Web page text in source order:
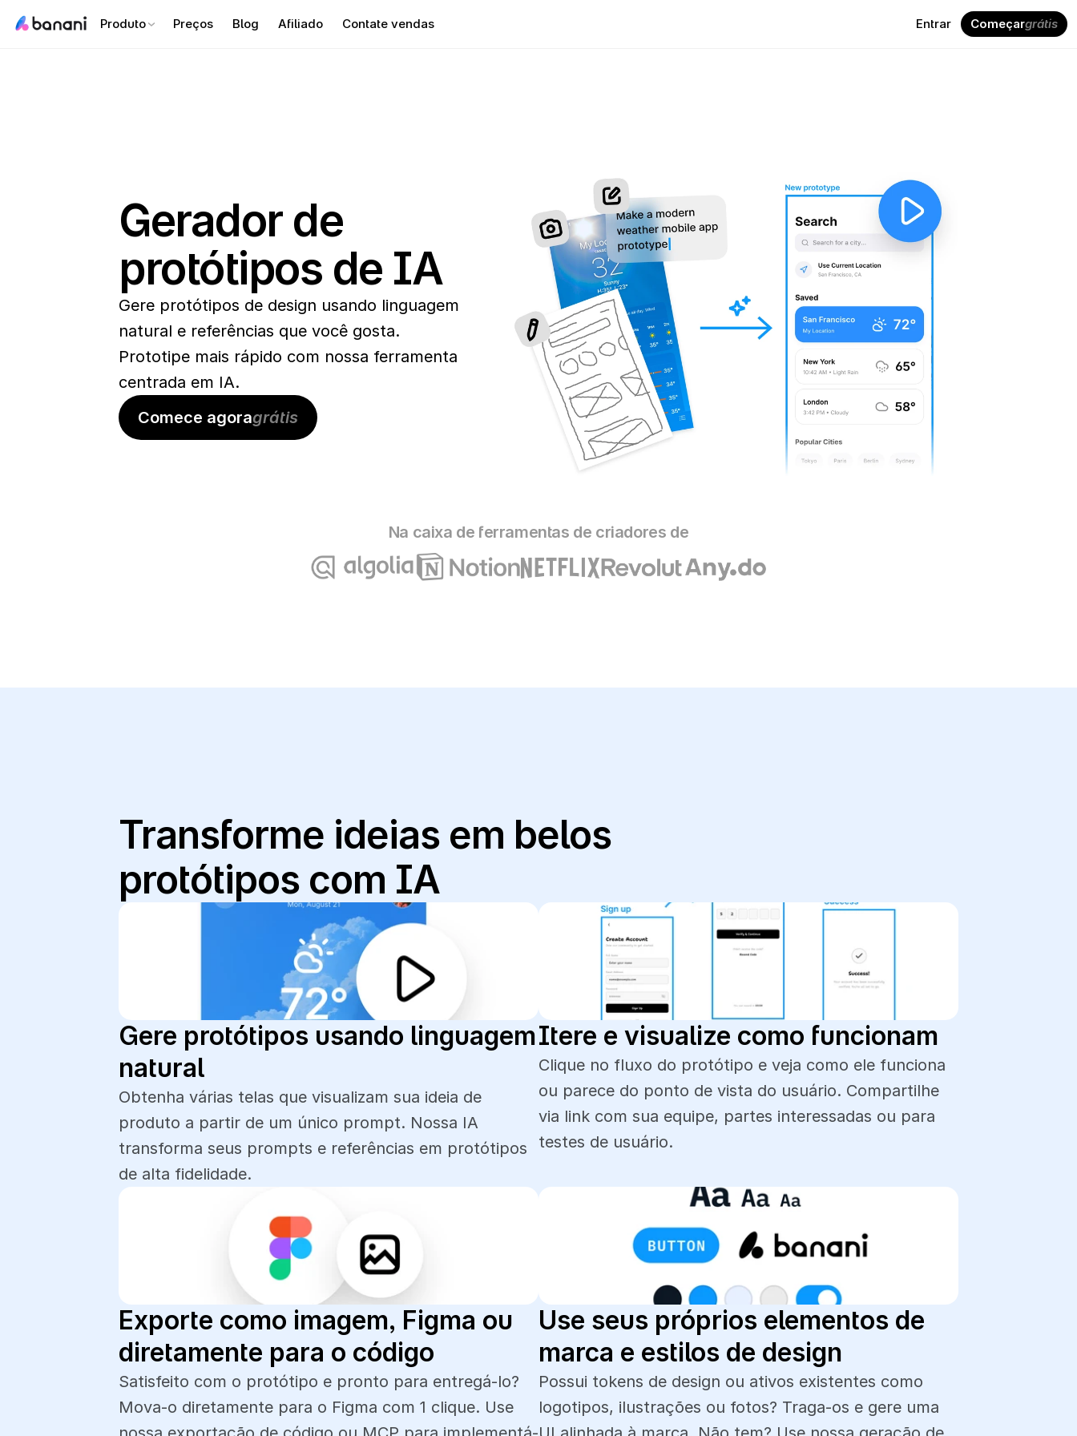
Produto Preços Blog Afiliado Contate vendas Entrar Começargrátis
Gerador de
protótipos de IA
Gere protótipos de design usando linguagem
natural e referências que você gosta.
Prototipe mais rápido com nossa ferramenta
centrada em IA.
Comece agoragrátis
Na caixa de ferramentas de criadores de
Transforme ideias em belos
protótipos com IA
Gere protótipos usando linguagem
natural
Obtenha várias telas que visualizam sua ideia de
produto a partir de um único prompt. Nossa IA
transforma seus prompts e referências em protótipos
de alta fidelidade.
Itere e visualize como funcionam
Clique no fluxo do protótipo e veja como ele funciona
ou parece do ponto de vista do usuário. Compartilhe
via link com sua equipe, partes interessadas ou para
testes de usuário.
Exporte como imagem, Figma ou
diretamente para o código
Satisfeito com o protótipo e pronto para entregá-lo?
Mova-o diretamente para o Figma com 1 clique. Use
Use seus próprios elementos de
marca e estilos de design
Possui tokens de design ou ativos existentes como
logotipos, ilustrações ou fotos? Traga-os e gere uma